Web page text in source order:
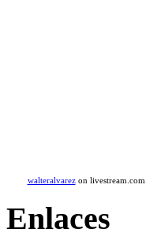
walteralvarezon livestream.com.
Enlaces